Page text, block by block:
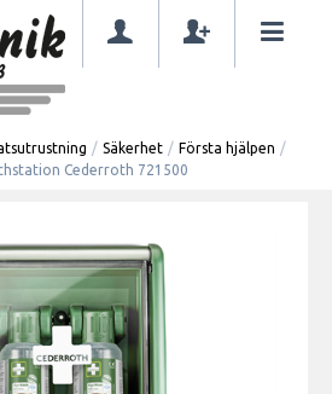
/ Säkerhet / Första hjälpen /
Cederroth 721500